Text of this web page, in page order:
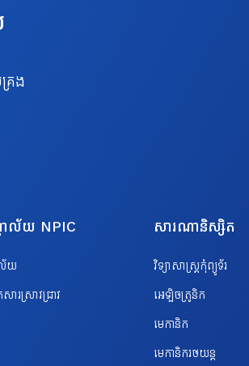
រង
ាល័យ NPIC
ល័យ
ារស្រាវជ្រាវ
សារណានិស្សិត
វិទ្យាសាស្ត្រកុំព្យូទ័រ
អេឡិចត្រូនិក
មេកានិក
មេកានិករថយន្ត